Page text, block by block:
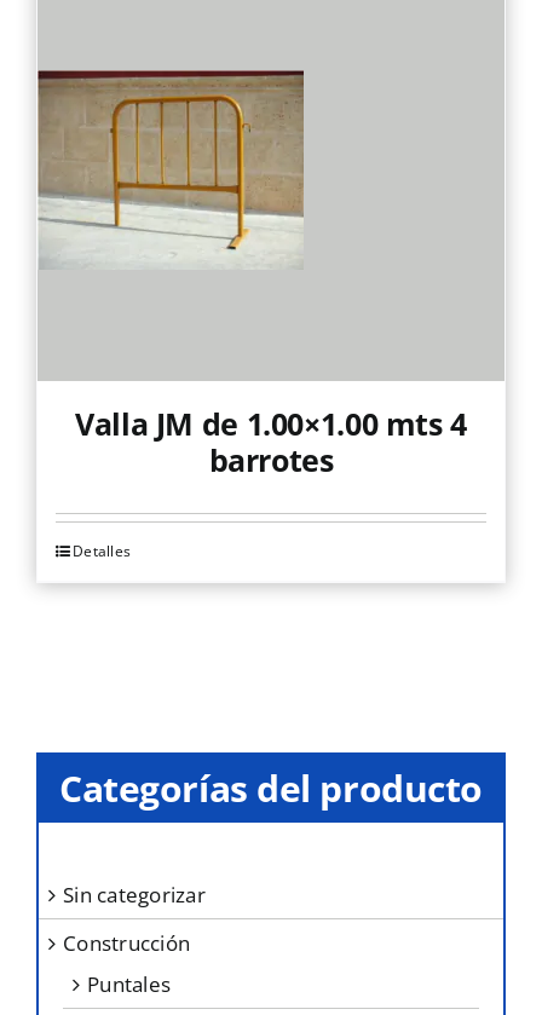
Valla JM de 1.00×1.00 mts 4
barrotes
Detalles
Categorías del producto
sin categorizar
construcción
puntales